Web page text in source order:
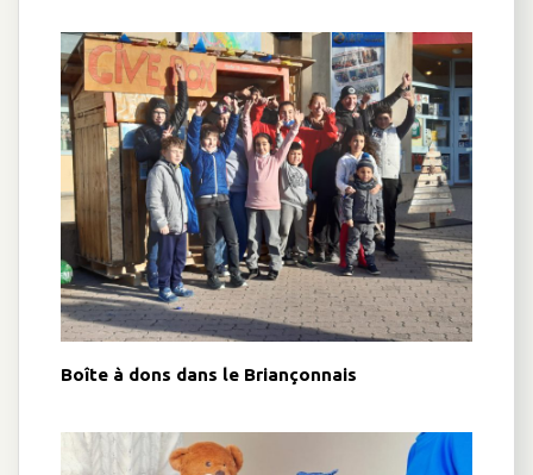
Boîte à dons dans le Briançonnais